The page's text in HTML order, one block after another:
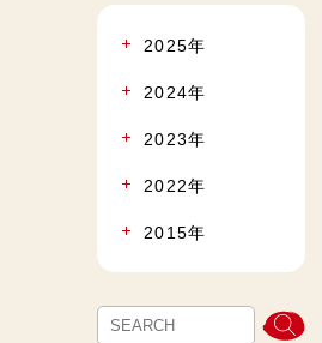
2025年
2024年
2023年
2022年
2015年